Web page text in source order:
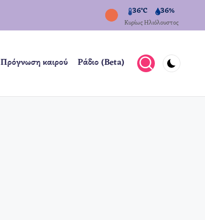
36°C 36%
Κυρίως Ηλιόλουστος
Πρόγνωση καιρού Ράδιο (Beta)